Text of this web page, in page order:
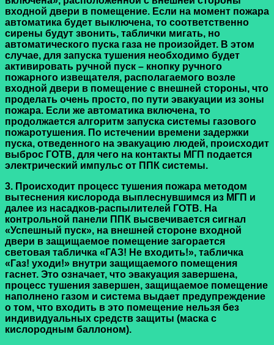
входной двери в помещение. Если на момент пожара
автоматика будет выключена, то соответственно
сирены будут звонить, таблички мигать, но
автоматического пуска газа не произойдет. В этом
случае, для запуска тушения необходимо будет
активировать ручной пуск – кнопку ручного
пожарного извещателя, располагаемого возле
входной двери в помещение с внешней стороны, что
проделать очень просто, по пути эвакуации из зоны
пожара. Если же автоматика включена, то
продолжается алгоритм запуска системы газового
пожаротушения. По истечении времени задержки
пуска, отведенного на эвакуацию людей, происходит
выброс ГОТВ, для чего на контакты МГП подается
электрический импульс от ППК системы.
3. Происходит процесс тушения пожара методом
вытеснения кислорода выплеснувшимся из МГП и
далее из насадков-распылителей ГОТВ. На
контрольной панели ППК высвечивается сигнал
«Успешный пуск», на внешней стороне входной
двери в защищаемое помещение загорается
световая табличка «ГАЗ! Не входить!», табличка
«Газ! уходи!» внутри защищаемого помещения
гаснет. Это означает, что эвакуация завершена,
процесс тушения завершен, защищаемое помещение
наполнено газом и система выдает предупреждение
о том, что входить в это помещение нельзя без
индивидуальных средств защиты (маска с
кислородным баллоном).